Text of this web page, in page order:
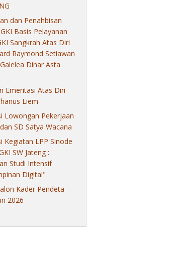
dan Penahbisan
Basis Pelayanan
Sangkrah Atas Diri
Raymond Setiawan
Dinar Asta
Emeritasi Atas Diri
Liem
Lowongan Pekerjaan
SD Satya Wacana
Kegiatan LPP Sinode
SW Jateng :
Studi Intensif
Digital"
Kader Pendeta
2026